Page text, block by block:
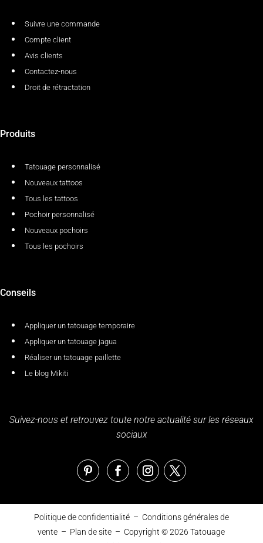
Suivre une commande
Compte client
Avis clients
Contactez-nous
Droit de rétractation
Produits
Tatouage personnalisé
Nouveaux tattoos
Tous les tattoos
Pochoir personnalisé
Nouveaux pochoirs
Tous les pochoirs
Conseils
Appliquer un tatouage temporaire
Appliquer un tatouage jagua
Réaliser un tatouage paillette
Le blog Mikiti
Suivez-nous et retrouvez toute notre actualité sur les réseaux
sociaux
Politique de confidentialité– Conditions générales de
vente – Plan de site – Copyright © 2026Tatouage